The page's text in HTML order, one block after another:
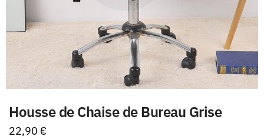
Housse de Chaise de Bureau Grise
22,90 €